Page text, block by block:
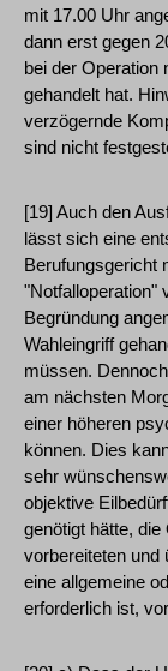
mit 17.00 Uhr
dann erst gegen
bei der Operation
gehandelt hat.
verzögernde
sind nicht
[19] Auch den
lässt sich eine
Berufungsgericht
"Notfalloperation"
Begründung
Wahleingriff
müssen.
am nächsten
einer höheren
können. Dies
sehr
objektive
genötigt hätte,
vorbereiteten und
eine allgemeine
erforderlich ist,